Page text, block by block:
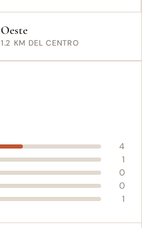
Oeste
1.2 KM DEL CENTRO
4
1
0
0
1